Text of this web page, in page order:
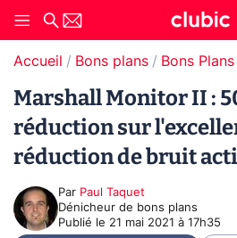
Accueil Bons plans Bons
Marshall Monitor II :
réduction sur
réduction de bruit
Par Paul Taquet
Dénicheur de bons plans
Publié le 21 mai 2021 à 17h35